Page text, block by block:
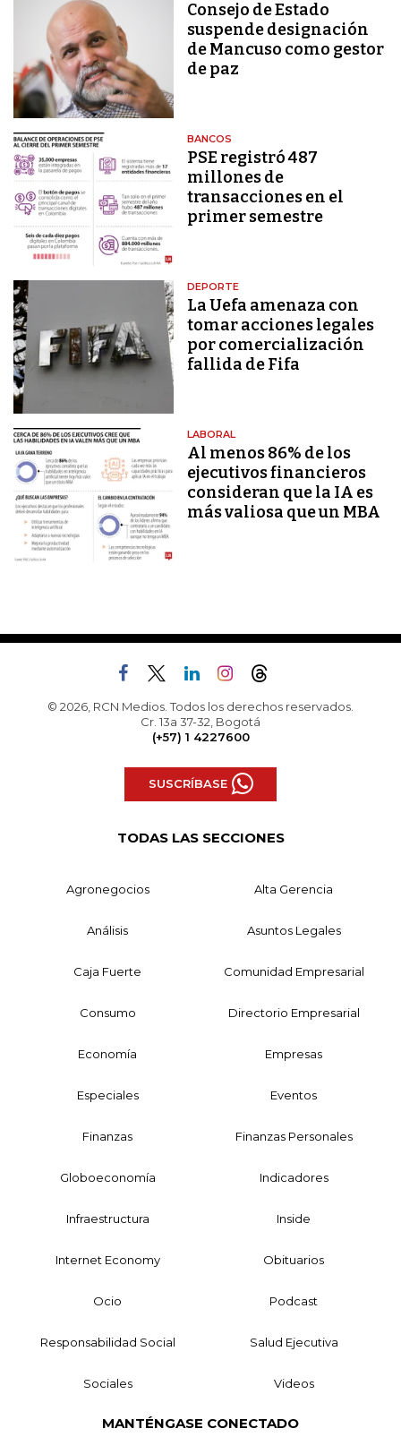
Consejo de Estado
suspende designación
de Mancuso como gestor
de paz
BANCOS
PSE registró 487
millones de
transacciones en el
primer semestre
DEPORTE
La Uefa amenaza con
tomar acciones legales
por comercialización
fallida de Fifa
LABORAL
Al menos 86% de los
ejecutivos financieros
consideran que la IA es
más valiosa que un MBA
© 2026, RCN Medios. Todos los derechos reservados.
Cr. 13a 37-32, Bogotá
(+57) 1 4227600
SUSCRÍBASE
TODAS LAS SECCIONES
Agronegocios Alta Gerencia
Análisis Asuntos Legales
Caja Fuerte Comunidad Empresarial
Consumo Directorio Empresarial
Economía Empresas
Especiales Eventos
Finanzas Finanzas Personales
Globoeconomía Indicadores
Infraestructura Inside
Internet Economy Obituarios
Ocio Podcast
Responsabilidad Social Salud Ejecutiva
Sociales Videos
MANTÉNGASE CONECTADO